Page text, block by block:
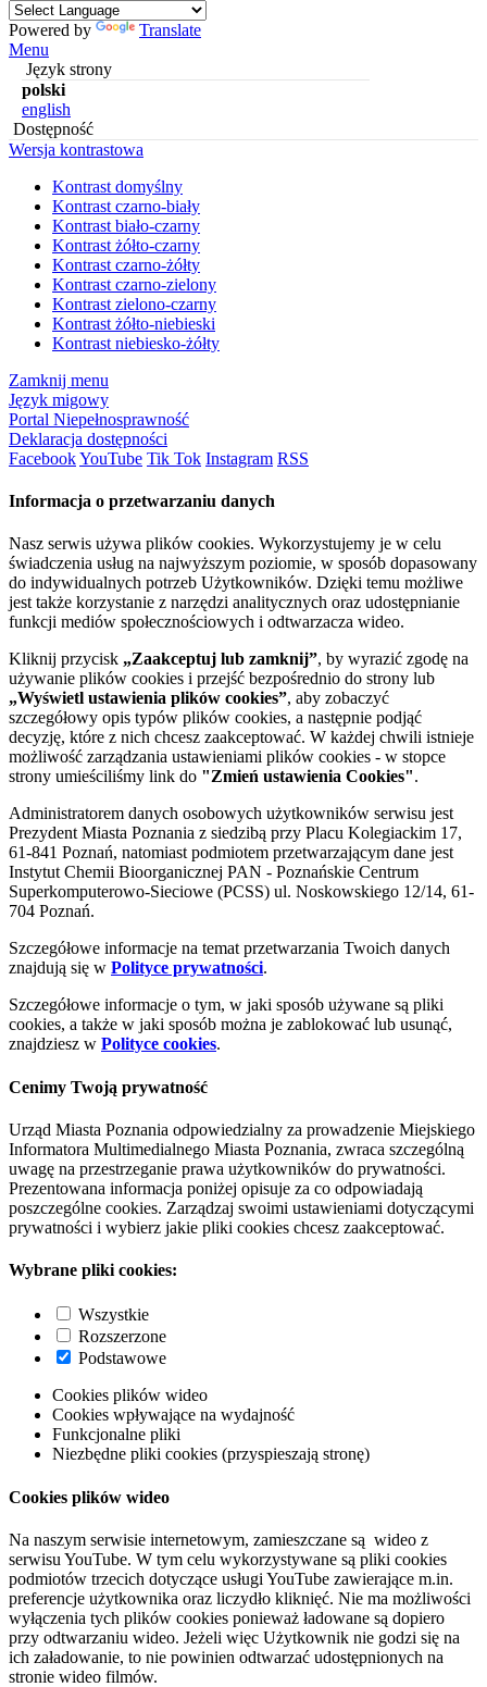
Powered by
Translate
Menu
Język strony
polski
english
Dostępność
Wersja kontrastowa
Kontrast domyślny
Kontrast czarno-biały
Kontrast biało-czarny
Kontrast żółto-czarny
Kontrast czarno-żółty
Kontrast czarno-zielony
Kontrast zielono-czarny
Kontrast żółto-niebieski
Kontrast niebiesko-żółty
Zamknij menu
Język migowy
Portal Niepełnosprawność
Deklaracja dostępności
FacebookYouTube Tik Tok Instagram RSS
Informacja o przetwarzaniu danych
Nasz serwis używa plików cookies. Wykorzystujemy je w celu
świadczenia usług na najwyższym poziomie, w sposób dopasowany
do indywidualnych potrzeb Użytkowników. Dzięki temu możliwe
jest także korzystanie z narzędzi analitycznych oraz udostępnianie
funkcji mediów społecznościowych i odtwarzacza wideo.
Kliknij przycisk „Zaakceptuj lub zamknij”, by wyrazić zgodę na
używanie plików cookies i przejść bezpośrednio do strony lub
„Wyświetl ustawienia plików cookies”, aby zobaczyć
szczegółowy opis typów plików cookies, a następnie podjąć
decyzję, które z nich chcesz zaakceptować. W każdej chwili istnieje
możliwość zarządzania ustawieniami plików cookies - w stopce
strony umieściliśmy link do "Zmień ustawienia Cookies".
Administratorem danych osobowych użytkowników serwisu jest
Prezydent Miasta Poznania z siedzibą przy Placu Kolegiackim 17,
61-841 Poznań, natomiast podmiotem przetwarzającym dane jest
Instytut Chemii Bioorganicznej PAN - Poznańskie Centrum
Superkomputerowo-Sieciowe (PCSS) ul. Noskowskiego 12/14, 61-
704 Poznań.
Szczegółowe informacje na temat przetwarzania Twoich danych
znajdują się w Polityce prywatności.
Szczegółowe informacje o tym, w jaki sposób używane są pliki
cookies, a także w jaki sposób można je zablokować lub usunąć,
znajdziesz w Polityce cookies.
Cenimy Twoją prywatność
Urząd Miasta Poznania odpowiedzialny za prowadzenie Miejskiego
Informatora Multimedialnego Miasta Poznania, zwraca szczególną
uwagę na przestrzeganie prawa użytkowników do prywatności.
Prezentowana informacja poniżej opisuje za co odpowiadają
poszczególne cookies. Zarządzaj swoimi ustawieniami dotyczącymi
prywatności i wybierz jakie pliki cookies chcesz zaakceptować.
Wybrane pliki cookies:
Wszystkie
Rozszerzone
Podstawowe
Cookies plików wideo
Cookies wpływające na wydajność
Funkcjonalne pliki
Niezbędne pliki cookies (przyspieszają stronę)
Cookies plików wideo
Na naszym serwisie internetowym, zamieszczane są wideo z
serwisu YouTube. W tym celu wykorzystywane są pliki cookies
podmiotów trzecich dotyczące usługi YouTube zawierające m.in.
preferencje użytkownika oraz liczydło kliknięć. Nie ma możliwości
wyłączenia tych plików cookies ponieważ ładowane są dopiero
przy odtwarzaniu wideo. Jeżeli więc Użytkownik nie godzi się na
ich załadowanie, to nie powinien odtwarzać udostępnionych na
stronie wideo filmów.